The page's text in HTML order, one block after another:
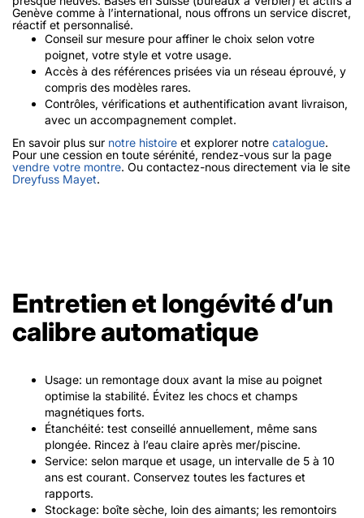
Genève comme à l’international, nous offrons un service discret,
réactif et personnalisé.
Conseil sur mesure pour affiner le choix selon votre
poignet, votre style et votre usage.
Accès à des références prisées via un réseau éprouvé, y
compris des modèles rares.
Contrôles, vérifications et authentification avant livraison,
avec un accompagnement complet.
En savoir plus sur notre histoire et explorer notre catalogue.
Pour une cession en toute sérénité, rendez-vous sur la page
vendre votre montre. Ou contactez-nous directement via le site
Dreyfuss Mayet.
Entretien et longévité d’un
calibre automatique
Usage: un remontage doux avant la mise au poignet
optimise la stabilité. Évitez les chocs et champs
magnétiques forts.
Étanchéité: test conseillé annuellement, même sans
plongée. Rincez à l’eau claire après mer/piscine.
Service: selon marque et usage, un intervalle de 5 à 10
ans est courant. Conservez toutes les factures et
rapports.
Stockage: boîte sèche, loin des aimants; les remontoirs